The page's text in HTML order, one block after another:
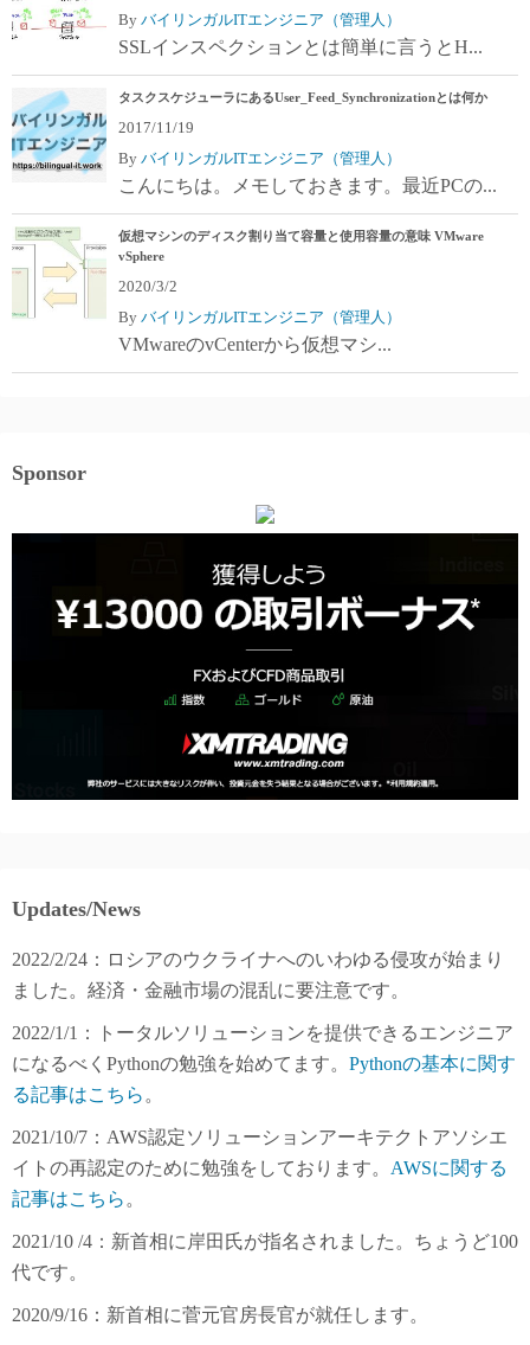
By バイリンガルITエンジニア（管理人）
SSLインスペクションとは簡単に言うとH...
タスクスケジューラにあるUser_Feed_Synchronizationとは何か
2017/11/19
By バイリンガルITエンジニア（管理人）
こんにちは。メモしておきます。最近PCの...
仮想マシンのディスク割り当て容量と使用容量の意味 VMware
vSphere
2020/3/2
By バイリンガルITエンジニア（管理人）
VMwareのvCenterから仮想マシ...
Sponsor
Updates/News
2022/2/24：ロシアのウクライナへのいわゆる侵攻が始まり
ました。経済・金融市場の混乱に要注意です。
2022/1/1：トータルソリューションを提供できるエンジニア
になるべくPythonの勉強を始めてます。 Pythonの基本に関す
る記事はこちら 。
2021/10/7：AWS認定ソリューションアーキテクトアソシエ
イトの再認定のために勉強をしております。 AWSに関する
記事はこちら 。
2021/10 /4：新首相に岸田氏が指名されました。ちょうど100
代です。
2020/9/16：新首相に菅元官房長官が就任します。